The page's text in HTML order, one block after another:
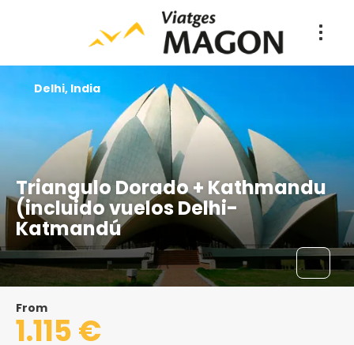
Triangulo Dorado + Kathmandu
(incluido vuelos Delhi-
Katmandú
Delhi, India
From
1.115 €